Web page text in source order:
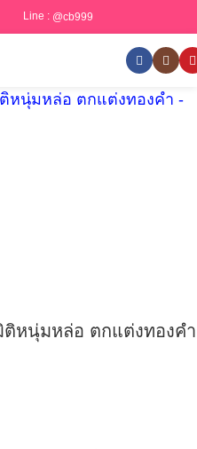
Line : @cb999
ติหนุ่มหล่อ ตกแต่งทองคำ